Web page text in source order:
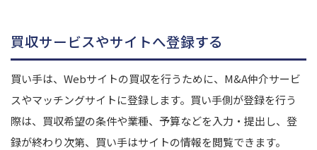
買収サービスやサイトへ登録する
買い手は、Webサイトの買収を行うために、M&A仲介サービ
スやマッチングサイトに登録します。 買い手側が登録を行う
際は、買収希望の条件や業種、予算などを入力・提出し、登
録が終わり次第、買い手はサイトの情報を閲覧できます。